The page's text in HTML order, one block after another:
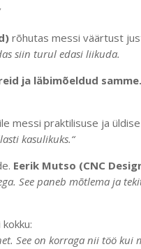
rõhutas messi väärtust
siin turul edasi liikuda.
ja läbimõeldud
messi praktilisuse ja üldise
kasulikuks.“
Eerik Mutso (CNC
See paneb mõtlema ja
See on korraga nii töö kui